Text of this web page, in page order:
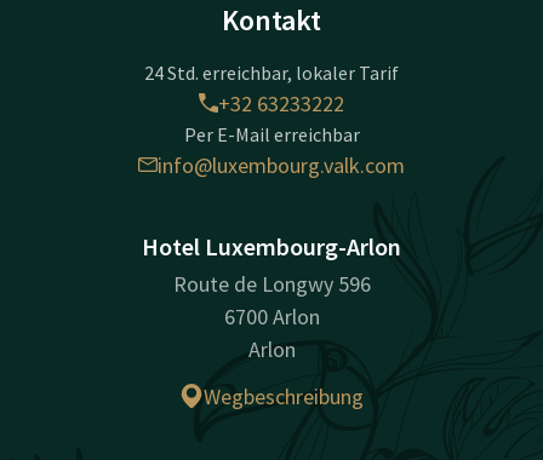
Kontakt
24 Std. erreichbar, lokaler Tarif
+32 63233222
Per E-Mail erreichbar
info@luxembourg.valk.com
Hotel Luxembourg-Arlon
Route de Longwy 596
6700 Arlon
Arlon
Wegbeschreibung